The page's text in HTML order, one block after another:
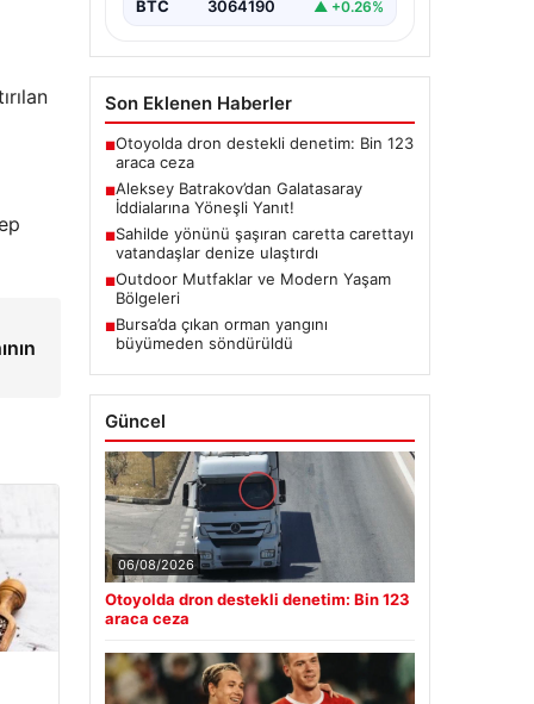
BTC 3064190 ▲ +0.26%
Son Eklenen Haberler
■Otoyolda dron destekli denetim: Bin 123
araca ceza
■Aleksey Batrakov’dan Galatasaray
İddialarına Yöneşli Yanıt!
■Sahilde yönünü şaşıran caretta carettayı
vatandaşlar denize ulaştırdı
■Outdoor Mutfaklar ve Modern Yaşam
Bölgeleri
■Bursa’da çıkan orman yangını
büyümeden söndürüldü
Güncel
06/08/2026
Otoyolda dron destekli denetim: Bin 123
araca ceza